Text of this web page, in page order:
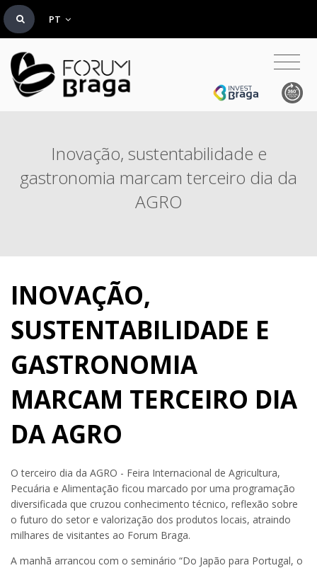
PT
Inovação, sustentabilidade e
gastronomia marcam terceiro dia da
AGRO
INOVAÇÃO,
SUSTENTABILIDADE E
GASTRONOMIA
MARCAM TERCEIRO DIA
DA AGRO
O terceiro dia da AGRO - Feira Internacional de Agricultura,
Pecuária e Alimentação ficou marcado por uma programação
diversificada que cruzou conhecimento técnico, reflexão sobre
o futuro do setor e valorização dos produtos locais, atraindo
milhares de visitantes ao Forum Braga.
A manhã arrancou com o seminário “Do Japão para Portugal, o